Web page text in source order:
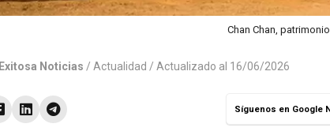
Chan Chan,
Exitosa Noticias / Actualidad / Actualizado al 16/06/2026
Síguenos en Google